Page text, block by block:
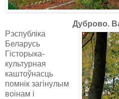
Дуброво.
Рэспубліка
Беларусь
Гiсторыка-
культурная
каштоўнасць
помнік загінулым
вoінам і